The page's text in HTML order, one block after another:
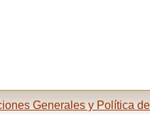
Generales y Política